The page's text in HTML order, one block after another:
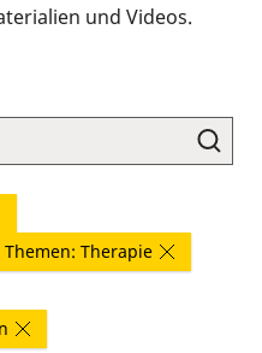
und Videos.
Themen: Therapie